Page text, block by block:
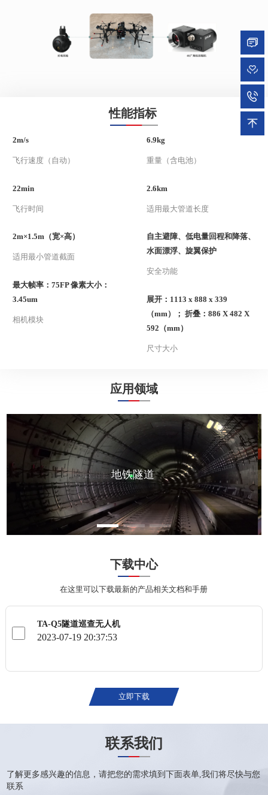
性能指标
2m/s
飞行速度（自动）
22min
飞行时间
2m×1.5m（宽×高）
适用最小管道截面
最大帧率：75FP 像素大小：
3.45um
相机模块
6.9kg
重量（含电池）
2.6km
适用最大管道长度
自主避障、低电量回程和降落、
水面漂浮、旋翼保护
安全功能
展开：1113 x 888 x 339
（mm）； 折叠：886 X 482 X
592（mm）
尺寸大小
应用领域
地铁隧道
下载中心
在这里可以下载最新的产品相关文档和手册
TA-Q5隧道巡查无人机
2023-07-19 20:37:53
立即下载
联系我们
了解更多感兴趣的信息，请把您的需求填到下面表单,我们将尽快与您
联系